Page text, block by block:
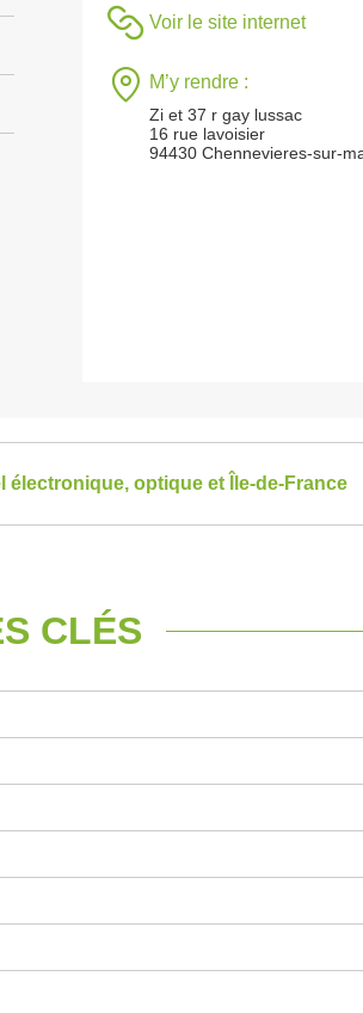
Voir le site internet
M’y rendre :
Zi et 37 r gay lussac
16 rue lavoisier
94430 Chennevieres-sur-
électronique, optique et Île-de-France
CLÉS